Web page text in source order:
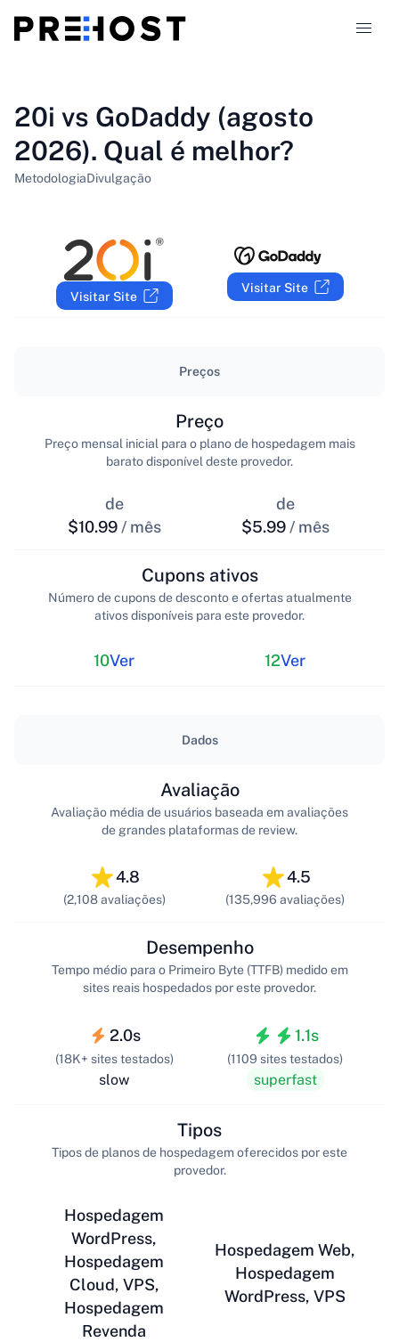
Comparações
PT-BR
20i vs GoDaddy (agosto
2026). Qual é melhor?
MetodologiaDivulgação
Visitar Site
Visitar Site
Preços
de
$10.99 / mês
Preço
Preço mensal inicial para o plano de hospedagem mais
barato disponível deste provedor.
de
$5.99 / mês
10Ver
Cupons ativos
Número de cupons de desconto e ofertas atualmente
ativos disponíveis para este provedor.
12Ver
Dados
4.8
(2,108 avaliações)
Avaliação
Avaliação média de usuários baseada em avaliações
de grandes plataformas de review.
4.5
(135,996 avaliações)
2.0s
(18K+ sites testados)
slow
Desempenho
Tempo médio para o Primeiro Byte (TTFB) medido em
sites reais hospedados por este provedor.
1.1s
(1109 sites testados)
superfast
Hospedagem
WordPress,
Hospedagem
Cloud, VPS,
Hospedagem
Revenda
Tipos
Tipos de planos de hospedagem oferecidos por este
provedor.
Hospedagem Web,
Hospedagem
WordPress, VPS